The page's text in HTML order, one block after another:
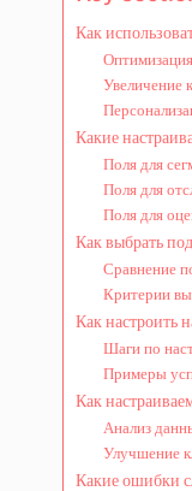
Как
Увеличение
Какие
Поля для
Поля для
Поля для
Как выбрать
Сравнение
Критерии
Как настроить
Шаги по
Примеры
Как
Анализ
Улучшение
Какие ошибки